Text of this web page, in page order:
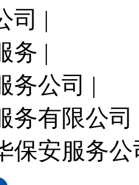
司 |
务 |
务公司 |
务有限公司
保安服务公